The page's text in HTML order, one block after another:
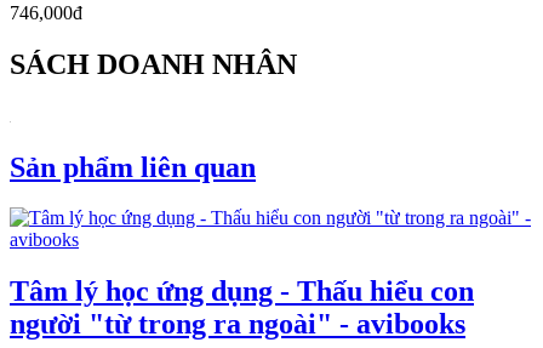
746,000đ
SÁCH DOANH NHÂN
Sản phẩm liên quan
Tâm lý học ứng dụng - Thấu hiểu con
người "từ trong ra ngoài" - avibooks